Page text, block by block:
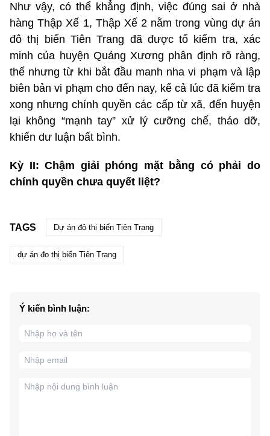
Như vậy, có thể khẳng định, việc đúng sai ở nhà
hàng Thập Xế 1, Thập Xế 2 nằm trong vùng dự án
đô thị biển Tiên Trang đã được tổ kiểm tra, xác
minh của huyện Quảng Xương phân định rõ ràng,
thế nhưng từ khi bắt đầu manh nha vi phạm và lập
biên bản vi phạm cho đến nay, kể cả lúc đã kiểm tra
xong nhưng chính quyền các cấp từ xã, đến huyện
lại không “mạnh tay” xử lý cưỡng chế, tháo dỡ,
khiến dư luận bất bình.
Kỳ II: Chậm giải phóng mặt bằng có phải do
chính quyền chưa quyết liệt?
TAGS Dự án đô thị biển Tiên Trang
dự án đo thị biển Tiên Trang
Ý kiến bình luận: